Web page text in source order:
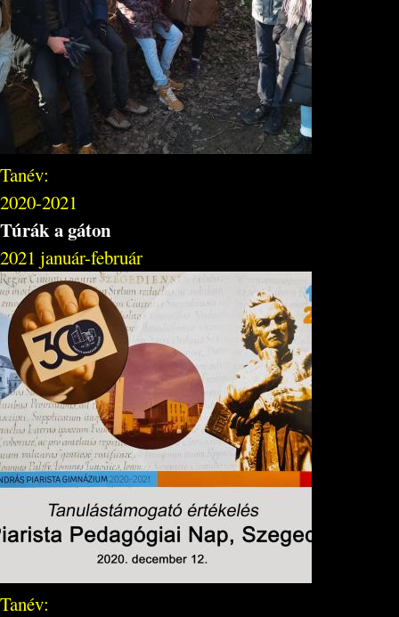
Tanév:
2020-2021
Túrák a gáton
2021 január-február
Tanév: